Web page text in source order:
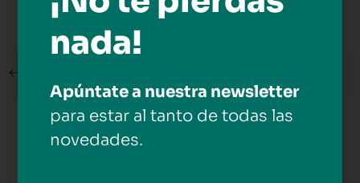
←
Deja una respuesta
nada!
Apúntate a nuestra newsletter
para estar al tanto de todas las
novedades.